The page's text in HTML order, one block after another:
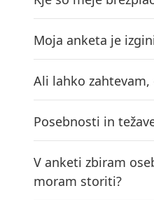
Moja anketa je
Ali lahko zahtevam,
Posebnosti in
V anketi zbiram
moram storiti?